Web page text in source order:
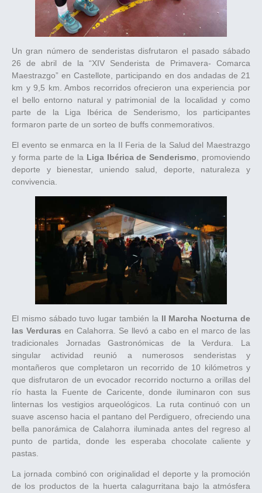
Un gran número de senderistas disfrutaron el pasado sábado
26 de abril de la “XIV Senderista de Primavera- Comarca
Maestrazgo” en Castellote, participando en dos andadas de 21
km y 9,5 km. Ambos recorridos ofrecieron una experiencia por
el bello entorno natural y patrimonial de la localidad y como
parte de la Liga Ibérica de Senderismo, los participantes
formaron parte de un sorteo de buffs conmemorativos.
El evento se enmarca en la II Feria de la Salud del Maestrazgo
y forma parte de la Liga Ibérica de Senderismo , promoviendo
deporte y bienestar, uniendo salud, deporte, naturaleza y
convivencia.
El mismo sábado tuvo lugar también la II Marcha Nocturna de
las Verduras en Calahorra. Se llevó a cabo en el marco de las
tradicionales Jornadas Gastronómicas de la Verdura. La
singular actividad reunió a numerosos senderistas y
montañeros que completaron un recorrido de 10 kilómetros y
que disfrutaron de un evocador recorrido nocturno a orillas del
río hasta la Fuente de Caricente, donde iluminaron con sus
linternas los vestigios arqueológicos. La ruta continuó con un
suave ascenso hacia el pantano del Perdiguero, ofreciendo una
bella panorámica de Calahorra iluminada antes del regreso al
punto de partida, donde les esperaba chocolate caliente y
pastas.
La jornada combinó con originalidad el deporte y la promoción
de los productos de la huerta calagurritana bajo la atmósfera